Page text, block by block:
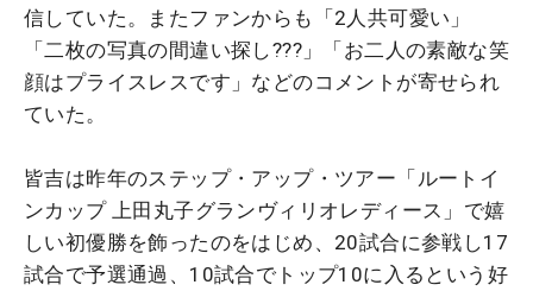
信していた。またファンからも「2人共可愛い」
「二枚の写真の間違い探し???」「お二人の素敵な笑
顔はプライスレスです」などのコメントが寄せられ
ていた。
皆吉は昨年のステップ・アップ・ツアー「ルートイ
ンカップ 上田丸子グランヴィリオレディース」で嬉
しい初優勝を飾ったのをはじめ、20試合に参戦し17
試合で予選通過、10試合でトップ10に入るという好